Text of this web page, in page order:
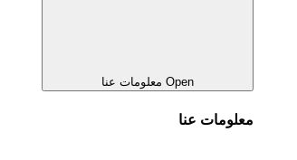
Open معلومات عنا
معلومات عنا